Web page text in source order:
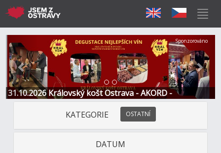
31.10.2026 Královský košt Ostrava - AKORD -
Restaurace a Hotel
Předchozí Další
Sponzorováno
KATEGORIE OSTATNÍ
DATUM